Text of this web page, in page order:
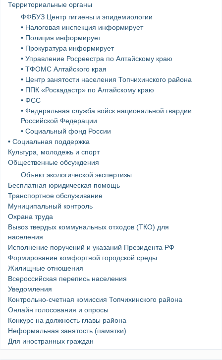
Территориальные органы
ФФБУЗ Центр гигиены и эпидемиологии
• Налоговая инспекция информирует
• Полиция информирует
• Прокуратура информирует
• Управление Росреестра по Алтайскому краю
• ТФОМС Алтайского края
• Центр занятости населения Топчихинского района
• ППК «Роскадастр» по Алтайскому краю
• ФСС
• Федеральная служба войск национальной гвардии
Российской Федерации
• Социальный фонд России
• Социальная поддержка
Культура, молодежь и спорт
Общественные обсуждения
Объект экологической экспертизы
Бесплатная юридическая помощь
Транспортное обслуживание
Муниципальный контроль
Охрана труда
Вывоз твердых коммунальных отходов (ТКО) для
населения
Исполнение поручений и указаний Президента РФ
Формирование комфортной городской среды
Жилищные отношения
Всероссийская перепись населения
Уведомления
Контрольно-счетная комиссия Топчихинского района
Онлайн голосования и опросы
Конкурс на должность главы района
Неформальная занятость (памятки)
Для иностранных граждан